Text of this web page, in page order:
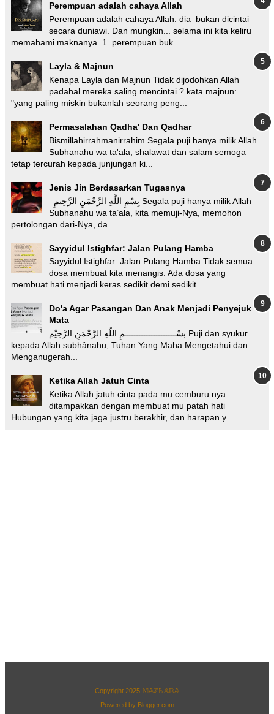
Perempuan adalah cahaya Allah
Perempuan adalah cahaya Allah. dia bukan dicintai
secara duniawi. Dan mungkin... selama ini kita keliru
memahami maknanya. 1. perempuan buk...
Layla & Majnun
Kenapa Layla dan Majnun Tidak dijodohkan Allah
padahal mereka saling mencintai ? kata majnun:
"yang paling miskin bukanlah seorang peng...
Permasalahan Qadha' Dan Qadhar
Bismillahirrahmanirrahim Segala puji hanya milik Allah
Subhanahu wa ta'ala, shalawat dan salam semoga
tetap tercurah kepada junjungan ki...
Jenis Jin Berdasarkan Tugasnya
Subhanahu wa ta’ala, kita memuji-Nya, memohon
pertolongan dari-Nya, da...
Sayyidul Istighfar: Jalan Pulang Hamba
Sayyidul Istighfar: Jalan Pulang Hamba Tidak semua
dosa membuat kita menangis. Ada dosa yang
membuat hati menjadi keras sedikit demi sedikit...
Do'a Agar Pasangan Dan Anak Menjadi Penyejuk
Mata
بسْـــــــــــــــــــــمِ اللّهِ الرَّحْمَنِ الرَّحِيْم Puji dan syukur
kepada Allah subhânahu, Tuhan Yang Maha Mengetahui dan
Menganugerah...
Ketika Allah Jatuh Cinta
Ketika Allah jatuh cinta pada mu cemburu nya
ditampakkan dengan membuat mu patah hati
Hubungan yang kita jaga justru berakhir, dan harapan y...
Copyright 2025 𝕄𝔸ℤℕ𝔸ℝ𝔸
Powered by Blogger.com